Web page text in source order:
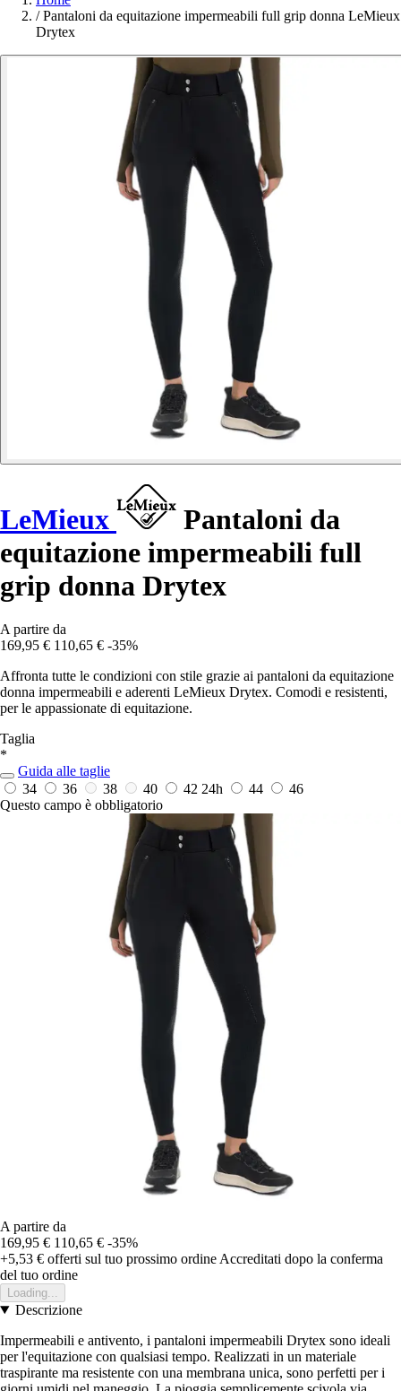
/ Pantaloni da equitazione impermeabili full grip donna LeMieux
Drytex
LeMieux
Pantaloni da
equitazione impermeabili full
grip donna Drytex
A partire da
169,95 € 110,65 € -35%
Affronta tutte le condizioni con stile grazie ai pantaloni da equitazione
donna impermeabili e aderenti LeMieux Drytex. Comodi e resistenti,
per le appassionate di equitazione.
Taglia
*
Guida alle taglie
34
36 38 40 42 24h 44
46
Questo campo è obbligatorio
A partire da
169,95 € 110,65 € -35%
+5,53 € offerti sul tuo prossimo ordine Accreditati dopo la conferma
del tuo ordine
Loading...
Descrizione
Impermeabili e antivento, i pantaloni impermeabili Drytex sono ideali
per l'equitazione con qualsiasi tempo. Realizzati in un materiale
traspirante ma resistente con una membrana unica, sono perfetti per i